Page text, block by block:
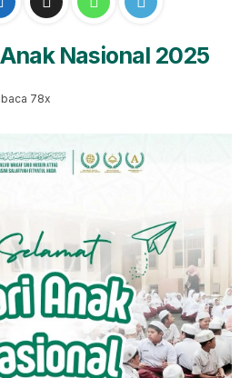
Nasional 2025
78x